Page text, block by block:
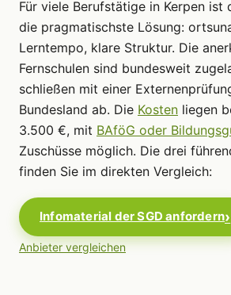
Für viele Berufstätige in Kerpen ist
die pragmatischste Lösung:
Lerntempo, klare Struktur. Die
Fernschulen sind bundesweit
schließen mit einer
Bundesland ab. Die Kosten liegen
3.500 €, mit BAföG oder
Zuschüsse möglich. Die drei
finden Sie im direkten Vergleich:
Infomaterial der SGD anfordern
Anbieter vergleichen